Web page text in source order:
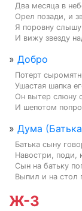
Два месяца в
Орел позади, и
Я поровну
И вижу звезду
» Добро
Потерт
Ушастая шапка
Он вытер слюну
И шепотом
» Дума
Батька сыну
Навостри, поди,
Сын на батьку
Выпил и на стол
Ж-З